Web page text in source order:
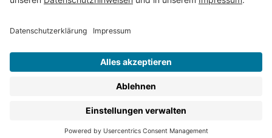
** Lieferzeit 1-3 Werktage innerhalb Deutschlands
Thienemann-Esslinger Verlag GmbH, Blumenstraße 36, D-70182